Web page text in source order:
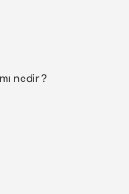
nedir ?